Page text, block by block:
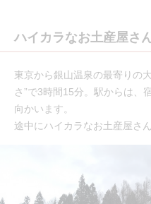
ハイカラなお土産屋さ
東京から銀山温泉の最寄りの
さ”で3時間15分。駅からは、
向かいます。
途中にハイカラなお土産屋さ